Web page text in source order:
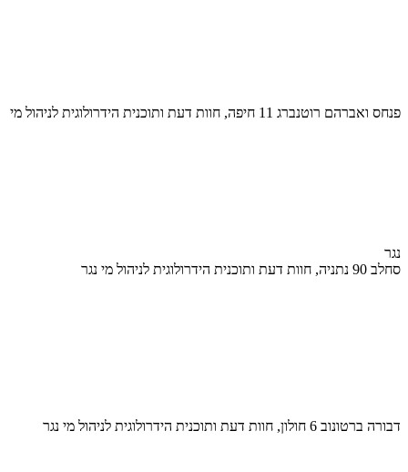
פנחס ואברהם רוטנברג 11 חיפה, חוות דעת ותוכנית הידרולוגית לניהול מי
נגר
סחלב 90 נתניה, חוות דעת ותוכנית הידרולוגית לניהול מי נגר
דבורה ברטונוב 6 חולון, חוות דעת ותוכנית הידרולוגית לניהול מי נגר